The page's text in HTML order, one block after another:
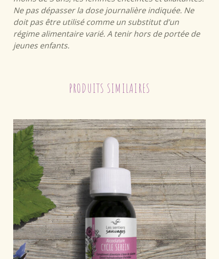
Ne pas dépasser la dose journalière indiquée. Ne
doit pas être utilisé comme un substitut d’un
régime alimentaire varié. A tenir hors de portée de
jeunes enfants.
PRODUITS SIMILAIRES